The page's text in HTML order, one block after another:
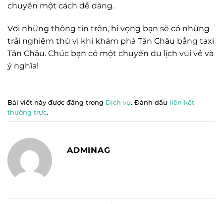
chuyển một cách dễ dàng.
Với những thông tin trên, hi vọng bạn sẽ có những
trải nghiệm thú vị khi khám phá Tân Châu bằng taxi
Tân Châu. Chúc bạn có một chuyến du lịch vui vẻ và
ý nghĩa!
Bài viết này được đăng trong Dịch vụ. Đánh dấu liên kết
thường trực.
ADMINAG